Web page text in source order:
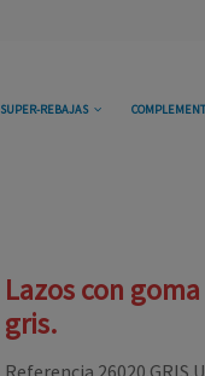
SUPER-REBAJAS
Lazos con
gris.
Referencia 26020.GRIS.U